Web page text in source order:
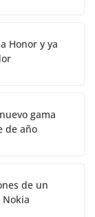
Honor y ya
gama
de año
de un